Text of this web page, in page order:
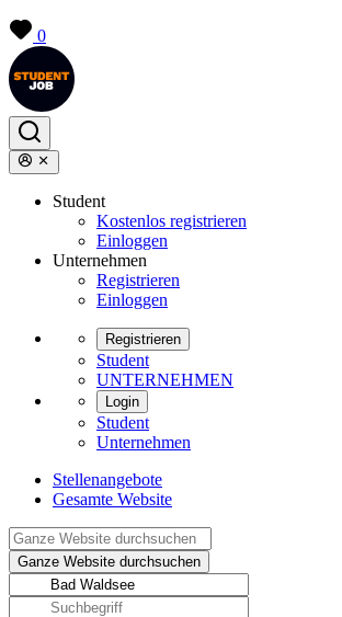
0
Student
Kostenlos registrieren
Einloggen
Unternehmen
Registrieren
Einloggen
Registrieren
Student
UNTERNEHMEN
Login
Student
Unternehmen
Stellenangebote
Gesamte Website